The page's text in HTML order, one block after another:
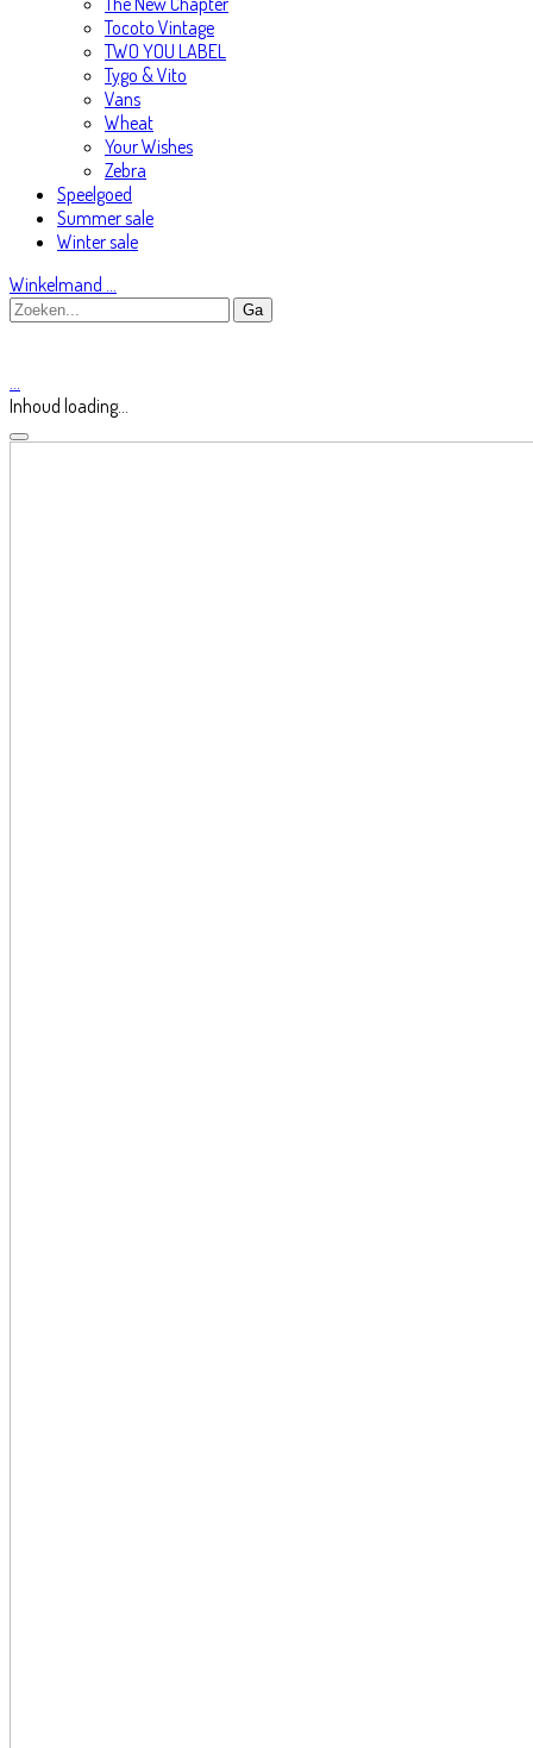
Tocoto Vintage
TWO YOU LABEL
Tygo & Vito
Vans
Wheat
Your Wishes
Zebra
Speelgoed
Summer sale
Winter sale
Winkelmand …
…
Inhoud loading...